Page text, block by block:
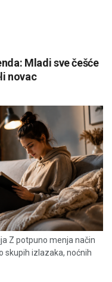
Mladi sve češće
novac
Z potpuno menja način
skupih izlazaka, noćnih